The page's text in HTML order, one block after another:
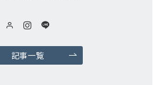
記事一覧